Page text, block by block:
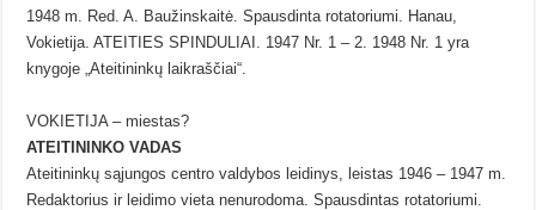
1948 m. Red. A. Baužinskaitė. Spausdinta rotatoriumi. Hanau,
Vokietija. ATEITIES SPINDULIAI. 1947 Nr. 1 – 2. 1948 Nr. 1 yra
knygoje „Ateitininkų laikraščiai“.
VOKIETIJA – miestas?
ATEITININKO VADAS
Ateitininkų sąjungos centro valdybos leidinys, leistas 1946 – 1947 m.
Redaktorius ir leidimo vieta nenurodoma. Spausdintas rotatoriumi.